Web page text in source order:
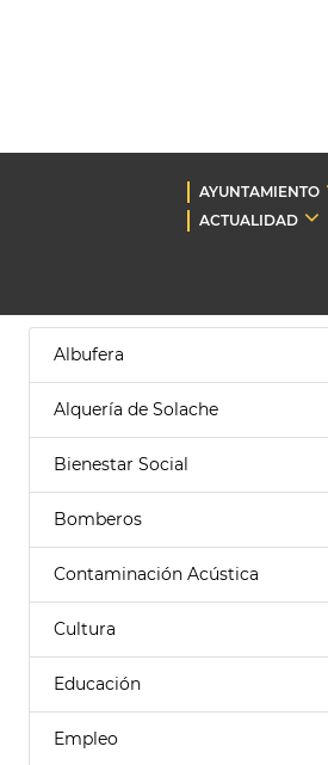
AYUNTAMIENTO
ACTUALIDAD
Albufera
Alquería de Solache
Bienestar Social
Bomberos
Contaminación Acústica
Cultura
Educación
Empleo